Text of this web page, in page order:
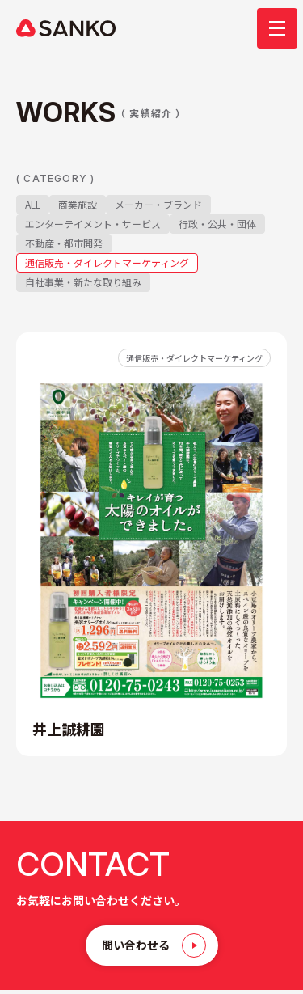
トップ
サービス内容
実績
会社概要
NEWS
採用情報 問い合わせ
サイトマッププライバシーポリシー
WORKS （ 実績紹介 ）
( CATEGORY )
ALL 商業施設
メーカー・ブランド
エンターテイメント・サービス
行政・公共・団体
不動産・都市開発
通信販売・ダイレクトマーケティング
自社事業・新たな取り組み
通信販売・ダイレクトマーケティング
井上誠耕園
CONTACT
お気軽にお問い合わせください。
問い合わせる